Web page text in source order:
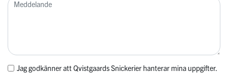
Jag godkänner att Qvistgaards Snickerier hanterar mina uppgifter.